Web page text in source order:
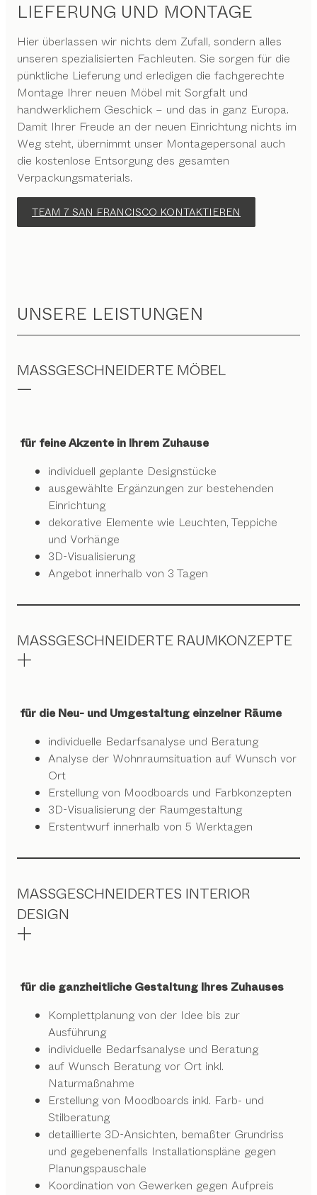
LIEFERUNG UND MONTAGE
Hier überlassen wir nichts dem Zufall, sondern alles
unseren spezialisierten Fachleuten. Sie sorgen für die
pünktliche Lieferung und erledigen die fachgerechte
Montage Ihrer neuen Möbel mit Sorgfalt und
handwerklichem Geschick – und das in ganz Europa.
Damit Ihrer Freude an der neuen Einrichtung nichts im
Weg steht, übernimmt unser Montagepersonal auch
die kostenlose Entsorgung des gesamten
Verpackungsmaterials.
TEAM 7 SAN FRANCISCO KONTAKTIEREN
UNSERE LEISTUNGEN
MASSGESCHNEIDERTE MÖBEL
für feine Akzente in Ihrem Zuhause
individuell geplante Designstücke
ausgewählte Ergänzungen zur bestehenden
Einrichtung
dekorative Elemente wie Leuchten, Teppiche
und Vorhänge
3D-Visualisierung
Angebot innerhalb von 3 Tagen
MASSGESCHNEIDERTE RAUMKONZEPTE
für die Neu- und Umgestaltung einzelner Räume
individuelle Bedarfsanalyse und Beratung
Analyse der Wohnraumsituation auf Wunsch vor
Ort
Erstellung von Moodboards und Farbkonzepten
3D-Visualisierung der Raumgestaltung
Erstentwurf innerhalb von 5 Werktagen
MASSGESCHNEIDERTES INTERIOR
DESIGN
für die ganzheitliche Gestaltung Ihres Zuhauses
Komplettplanung von der Idee bis zur
Ausführung
individuelle Bedarfsanalyse und Beratung
auf Wunsch Beratung vor Ort inkl.
Naturmaßnahme
Erstellung von Moodboards inkl. Farb- und
Stilberatung
detaillierte 3D-Ansichten, bemaßter Grundriss
und gegebenenfalls Installationspläne gegen
Planungspauschale
Koordination von Gewerken gegen Aufpreis